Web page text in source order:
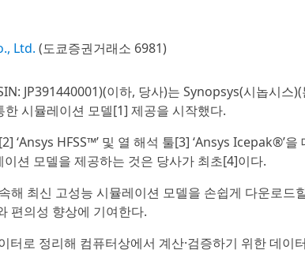
Ltd. (도쿄증권거래소 6981)
JP391440001)(이하, 당사)는 Synopsys(시놉시스)(
시뮬레이션 모델[1] 제공을 시작했다.
HFSS™’ 및 열 해석 툴[3] ‘Ansys Icepak®’을
션 모델을 제공하는 것은 당사가 최초[4]이다.
해 최신 고성능 시뮬레이션 모델을 손쉽게 다운로드
편의성 향상에 기여한다.
로 정리해 컴퓨터상에서 계산·검증하기 위한 데이터